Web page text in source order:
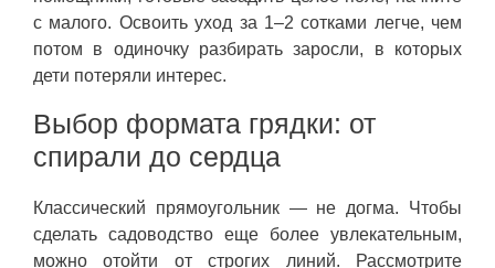
с малого. Освоить уход за 1–2 сотками легче, чем
потом в одиночку разбирать заросли, в которых
дети потеряли интерес.
Выбор формата грядки: от
спирали до сердца
Классический прямоугольник — не догма. Чтобы
сделать садоводство еще более увлекательным,
можно отойти от строгих линий. Рассмотрите